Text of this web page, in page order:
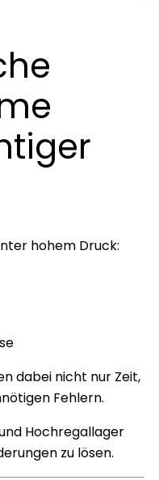
hohem Druck:
dabei nicht nur Zeit,
Fehlern.
Hochregallager
zu lösen.